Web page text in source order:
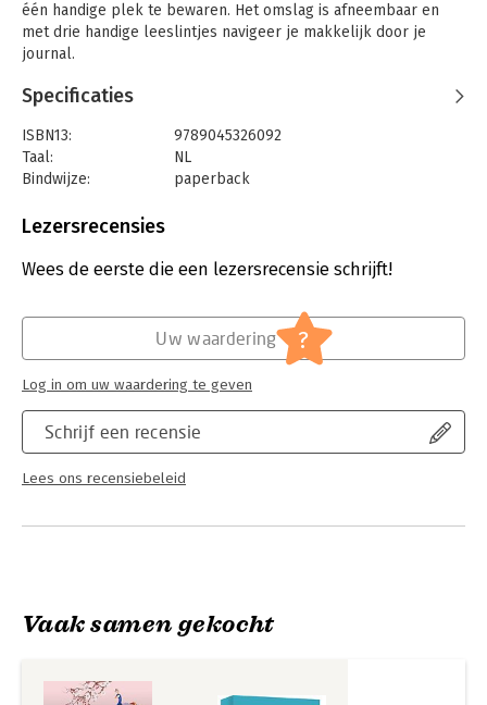
één handige plek te bewaren. Het omslag is afneembaar en
met drie handige leeslintjes navigeer je makkelijk door je
journal.
Specificaties
ISBN13:
9789045326092
Taal:
NL
Bindwijze:
paperback
Uitgever:
Verschijningsdatum:
1-9-2020
Sport, hobby, lifestyle
Lezersrecensies
Wees de eerste die een lezersrecensie schrijft!
Schrijf een recensie
Lees ons recensiebeleid
Uw waardering ?
Log in om uw waardering te geven
Vaak samen gekocht